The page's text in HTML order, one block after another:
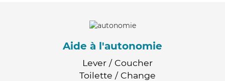
Aide à l'autonomie
Lever / Coucher
Toilette / Change